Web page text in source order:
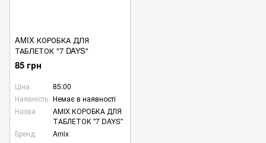
AMIX КОРОБКА ДЛЯ
ТАБЛЕТОК "7 DAYS"
85 грн
Ціна
85.00
Наявність Немає в наявності
Назва
AMIX КОРОБКА ДЛЯ
ТАБЛЕТОК "7 DAYS"
Бренд
Amix